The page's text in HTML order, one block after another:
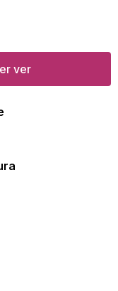
ver